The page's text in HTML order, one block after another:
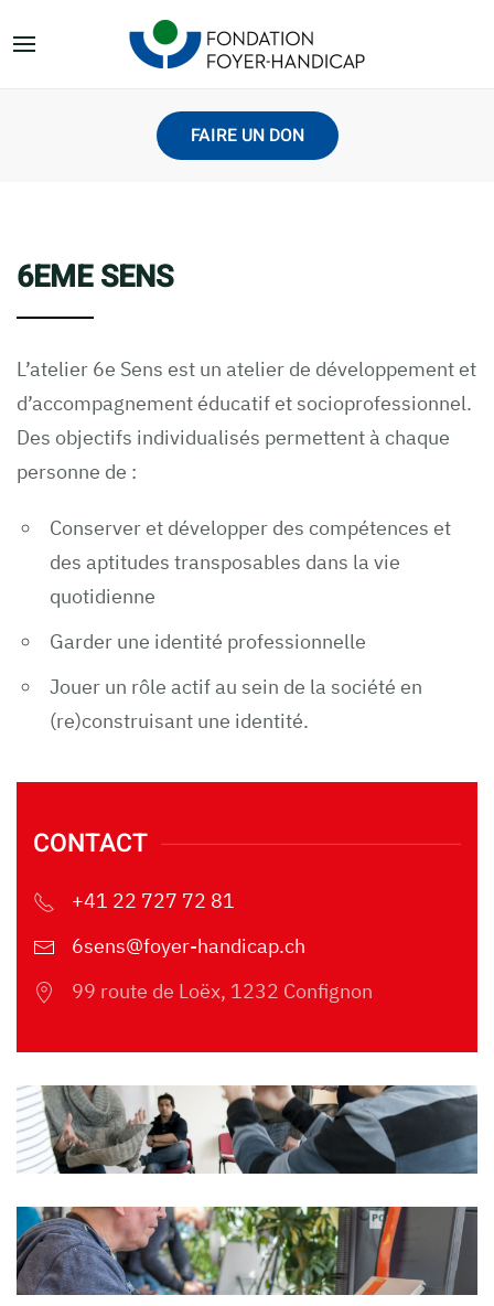
FAIRE UN DON
6EME SENS
L’atelier 6e Sens est un atelier de développement et
d’accompagnement éducatif et socioprofessionnel.
Des objectifs individualisés permettent à chaque
personne de :
Conserver et développer des compétences et
des aptitudes transposables dans la vie
quotidienne
Garder une identité professionnelle
Jouer un rôle actif au sein de la société en
(re)construisant une identité.
CONTACT
+41 22 727 72 81
6sens@foyer-handicap.ch
99 route de Loëx, 1232 Confignon